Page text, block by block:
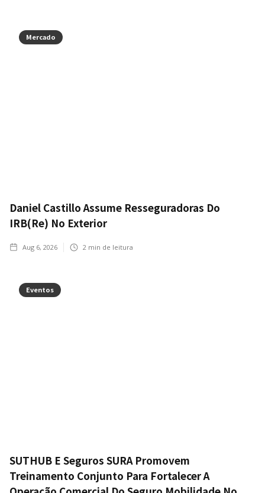
Mercado
Daniel Castillo Assume Resseguradoras Do
IRB(Re) No Exterior
Aug 6, 2026 2 min de leitura
Eventos
SUTHUB E Seguros SURA Promovem
Treinamento Conjunto Para Fortalecer A